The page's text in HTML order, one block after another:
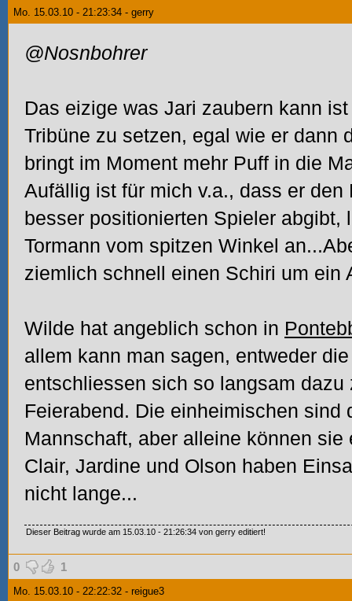
Mo. 15.03.10 - 21:23:34 - gerry
@Nosnbohrer
Das eizige was Jari zaubern kann
Tribüne zu setzen, egal wie er dann
bringt im Moment mehr Puff in die
Aufällig ist für mich v.a., dass er
besser positionierten Spieler abgibt,
Tormann vom spitzen Winkel
ziemlich schnell einen Schiri um ein
Wilde hat angeblich schon in
allem kann man sagen, entweder
entschliessen sich so langsam
Feierabend. Die einheimischen sind
Mannschaft, aber alleine können
Clair, Jardine und Olson haben
nicht lange...
Dieser Beitrag wurde am 15.03.10 - 21:26:34 von gerry editiert!
0 1
Mo. 15.03.10 - 22:22:32 - reigue3